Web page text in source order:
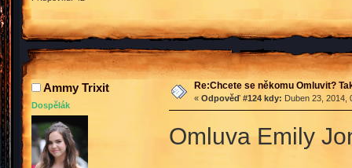
Ammy Trixit
Dospělák
Re:Chcete se někomu Omluvit?
« Odpověď #124 kdy: Duben 23, 2014,
Omluva Emily